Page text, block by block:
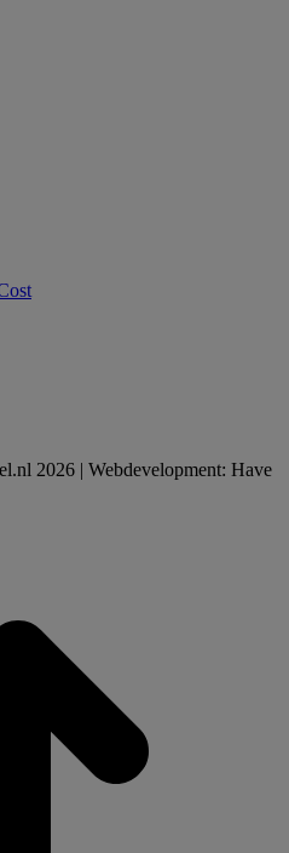
2026 | Webdevelopment: Have